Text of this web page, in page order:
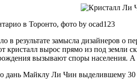
в Торонто, фото by ocad123
в результате замысла дизайнеров
кристалл вырос прямо из под
вызывают споры населения.
дань Майклу Ли Чин выделившему 30